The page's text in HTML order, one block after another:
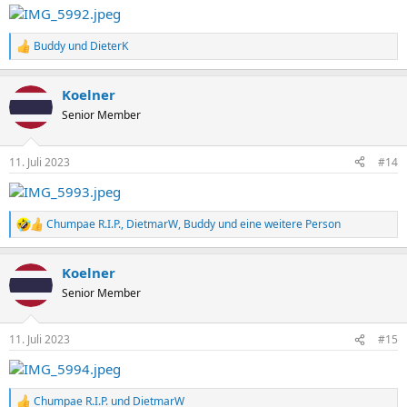
n
:
R
e
k
i
e
n
:
Buddy und DieterK
Koelner
Senior Member
11. Juli 2023 #14
R
e
k
i
n
e
n
:
Chumpae R.I.P., DietmarW, Buddy und eine weitere Person
Koelner
Senior Member
11. Juli 2023 #15
Chumpae R.I.P. und DietmarW